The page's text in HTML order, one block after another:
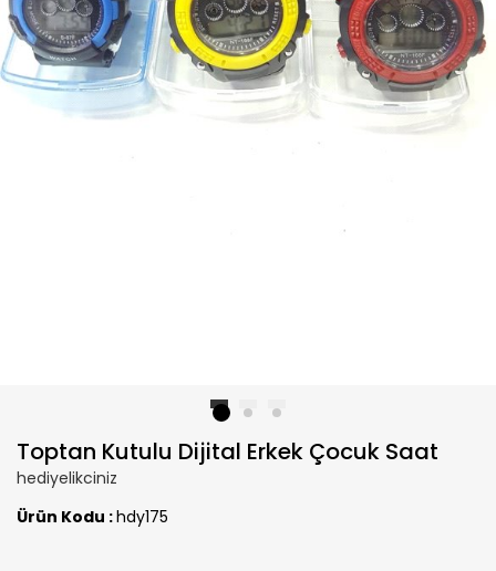
2 3
Toptan Kutulu Dijital Erkek Çocuk Saat
hediyelikciniz
Ürün Kodu :hdy175